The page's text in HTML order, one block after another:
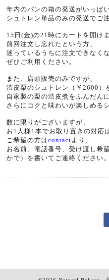
年内のパンの箱の発送がいっぱ
シュトレン単品のみの発送でご
15日(金)の21時にカートを開け
前回注文し忘れたという方、
迷っているうちに注文できなく
ぜひご利用ください。
また、店頭販売のみですが、
渋皮栗のシュトレン（￥2600）
自家製の栗の渋皮煮をふんだん
さらにコクと味わいが楽しめる
数に限りがございますが、
お1人様1本でお取り置きの対応
ご希望の方はcontactより、
お名前、電話番号、受け渡し希
かで）を書いてご連絡ください。